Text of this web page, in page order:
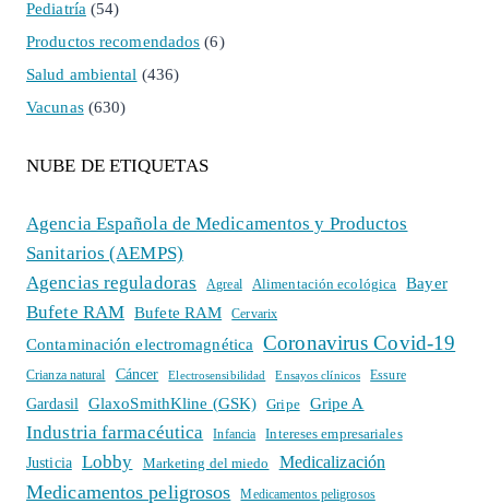
Pediatría (54)
Productos recomendados (6)
Salud ambiental (436)
Vacunas(630)
NUBE DE ETIQUETAS
Agencia Española de Medicamentos y Productos
Sanitarios (AEMPS)
Agencias reguladoras
Agreal Alimentación ecológica Bayer
Bufete RAM Bufete RAM Cervarix
Contaminación electromagnética Coronavirus Covid-19
Crianza natural Cáncer Electrosensibilidad Ensayos clínicos Essure
Gardasil GlaxoSmithKline (GSK) Gripe Gripe A
Industria farmacéutica Infancia
Intereses empresariales
Justicia
Lobby Marketing del miedo Medicalización
Medicamentos peligrosos Medicamentos peligrosos